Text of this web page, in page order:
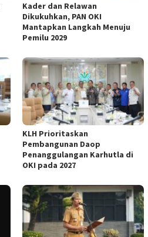
Kader dan Relawan
Dikukuhkan, PAN OKI
Mantapkan Langkah Menuju
Pemilu 2029
KLH Prioritaskan
Pembangunan Daop
Penanggulangan Karhutla di
OKI pada 2027